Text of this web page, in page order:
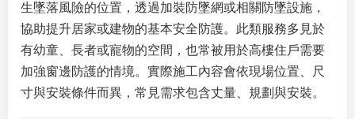
生墜落風險的位置，透過加裝防墜網或相關防墜設施，
協助提升居家或建物的基本安全防護。此類服務多見於
有幼童、長者或寵物的空間，也常被用於高樓住戶需要
加強窗邊防護的情境。實際施工內容會依現場位置、尺
寸與安裝條件而異，常見需求包含丈量、規劃與安裝。